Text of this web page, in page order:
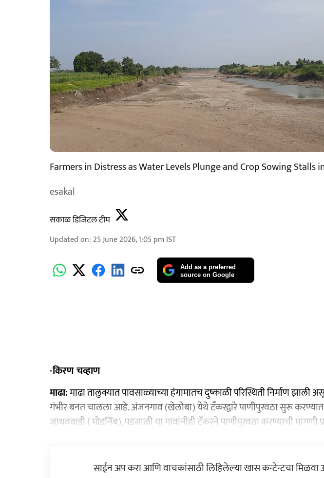
Farmers in Distress as Water Levels Plunge and Crop Sowing Stalls
esakal
सकाळ डिजिटल टीम
Updated on: 25 June 2026, 1:05 pm IST
Add as a preferred
source on Google
-किरण चव्हाण
माढा:माढा तालुक्यात पावसाळ्याच्या हंगामातच दुष्काळी परिस्थिती निर्माण झाली
गंभीर बनत चालला आहे. अंजनगाव (खेलोबा) येथे टँकरद्वारे पाणीपुरवठा सुरू
जाधववाडी ( मोडनिंब), पडसाळी या गावांनीही टँकरने पाणीपुरवठा करण्याची
साईन अप करा आणि वाचकांसाठी लिहिलेल्या खास कन्टेन्टचा मिळवा